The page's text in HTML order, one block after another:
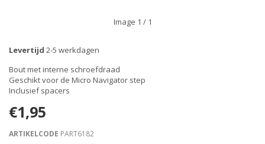
Image 1 / 1
Levertijd 2-5 werkdagen
Bout met interne schroefdraad
Geschikt voor de Micro Navigator step
Inclusief spacers
€1,95
ARTIKELCODE PART6182